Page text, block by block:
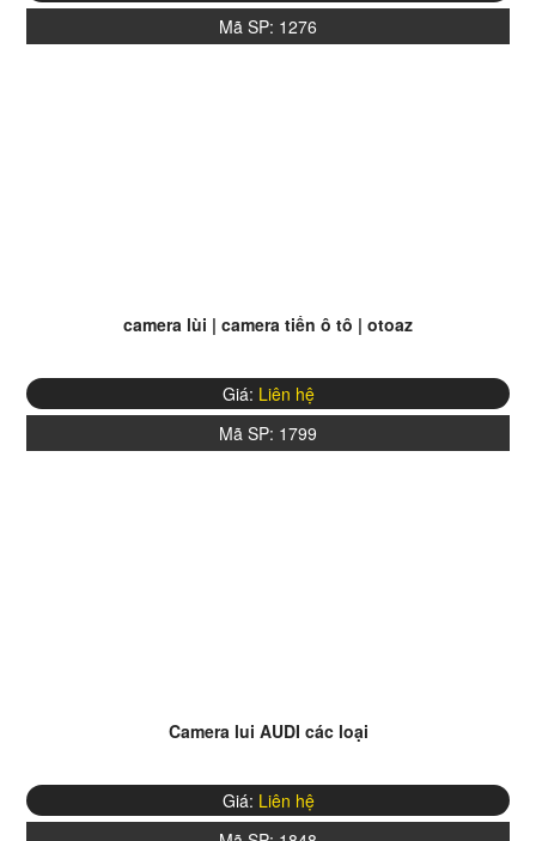
Mã SP: 1276
camera lùi | camera tiến ô tô | otoaz
Giá: Liên hệ
Mã SP: 1799
Camera lui AUDI các loại
Giá: Liên hệ